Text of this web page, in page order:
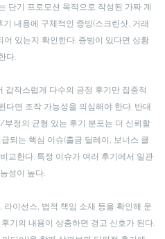
단기 프로모션 목적으로 작성된 가짜 계
내용에 구체적인 증빙(스크린샷, 거래
있는지 확인한다. 증빙이 있다면 상황
다.
갑작스럽게 다수의 긍정 후기만 집중적
다면 조작 가능성을 의심해야 한다. 반대
정의 균형 있는 후기 분포는 더 신뢰할
되는 핵심 이슈(출금 딜레이, 보너스 클
교한다. 특정 이슈가 여러 후기에서 일관
성이 높다.
이선스, 법적 책임 소재 등을 확인해 운
기의 내용이 상충하면 경고 신호가 된다.